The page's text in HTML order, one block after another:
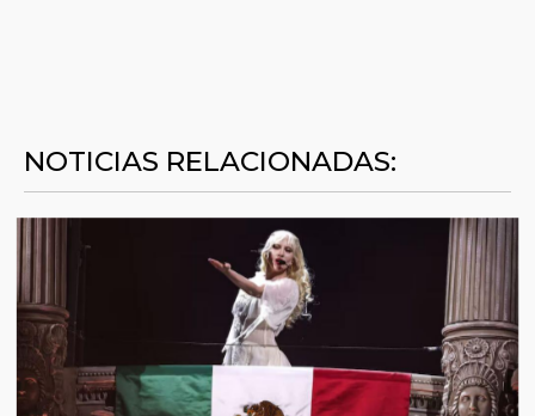
NOTICIAS RELACIONADAS: